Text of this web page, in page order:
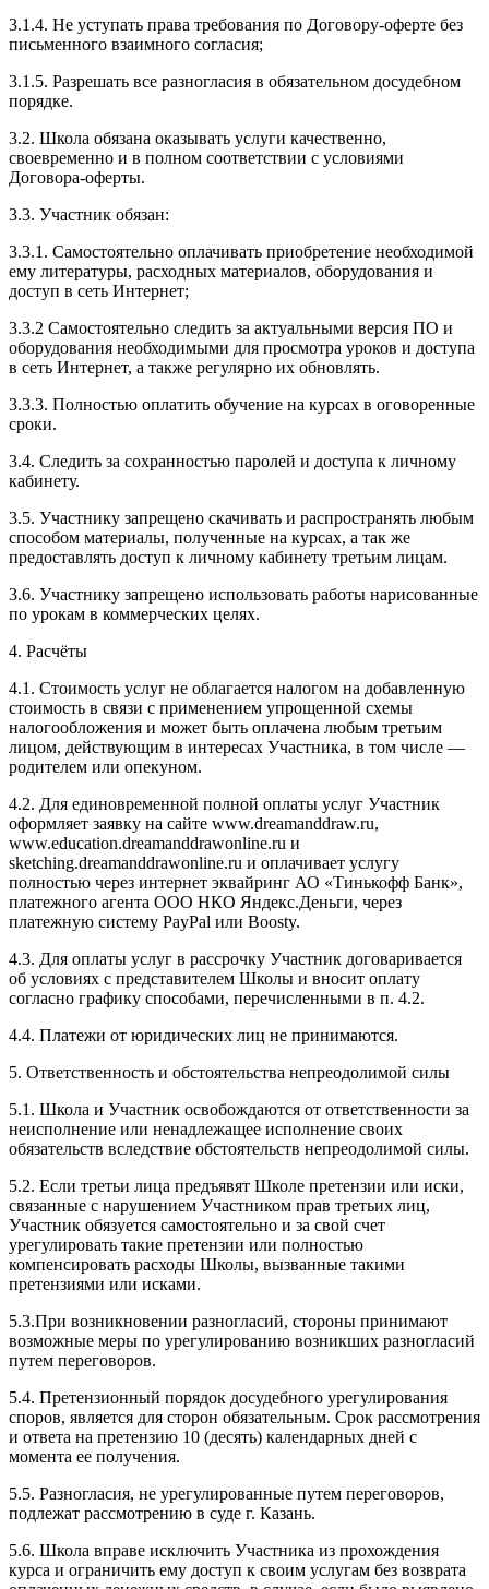
3.1.4. Не уступать права требования по Договору-оферте без
письменного взаимного согласия;
3.1.5. Разрешать все разногласия в обязательном досудебном
порядке.
3.2. Школа обязана оказывать услуги качественно,
своевременно и в полном соответствии с условиями
Договора-оферты.
3.3. Участник обязан:
3.3.1. Cамостоятельно оплачивать приобретение необходимой
ему литературы, расходных материалов, оборудования и
доступ в сеть Интернет;
3.3.2 Самостоятельно следить за актуальными версия ПО и
оборудования необходимыми для просмотра уроков и доступа
в сеть Интернет, а также регулярно их обновлять.
3.3.3. Полностью оплатить обучение на курсах в оговоренные
сроки.
3.4. Следить за сохранностью паролей и доступа к личному
кабинету.
3.5. Участнику запрещено скачивать и распространять любым
способом материалы, полученные на курсах, а так же
предоставлять доступ к личному кабинету третьим лицам.
3.6. Участнику запрещено использовать работы нарисованные
по урокам в коммерческих целях.
4. Расчёты
4.1. Cтоимость услуг не облагается налогом на добавленную
стоимость в связи с применением упрощенной схемы
налогообложения и может быть оплачена любым третьим
лицом, действующим в интересах Участника, в том числе —
родителем или опекуном.
4.2. Для единовременной полной оплаты услуг Участник
оформляет заявку на сайте www.dreamanddraw.ru,
www.education.dreamanddrawonline.ru и
sketching.dreamanddrawonline.ru и оплачивает услугу
полностью через интернет эквайринг АО «Тинькофф Банк»,
платежного агента ООО НКО Яндекс.Деньги, через
платежную систему PayPal или Boosty.
4.3. Для оплаты услуг в рассрочку Участник договаривается
об условиях с представителем Школы и вносит оплату
согласно графику способами, перечисленными в п. 4.2.
4.4. Платежи от юридических лиц не принимаются.
5. Ответственность и обстоятельства непреодолимой силы
5.1. Школа и Участник освобождаются от ответственности за
неисполнение или ненадлежащее исполнение своих
обязательств вследствие обстоятельств непреодолимой силы.
5.2. Если третьи лица предъявят Школе претензии или иски,
связанные с нарушением Участником прав третьих лиц,
Участник обязуется самостоятельно и за свой счет
урегулировать такие претензии или полностью
компенсировать расходы Школы, вызванные такими
претензиями или исками.
5.3.При возникновении разногласий, стороны принимают
возможные меры по урегулированию возникших разногласий
путем переговоров.
5.4. Претензионный порядок досудебного урегулирования
споров, является для сторон обязательным. Срок рассмотрения
и ответа на претензию 10 (десять) календарных дней с
момента ее получения.
5.5. Разногласия, не урегулированные путем переговоров,
подлежат рассмотрению в суде г. Казань.
5.6. Школа вправе исключить Участника из прохождения
курса и ограничить ему доступ к своим услугам без возврата